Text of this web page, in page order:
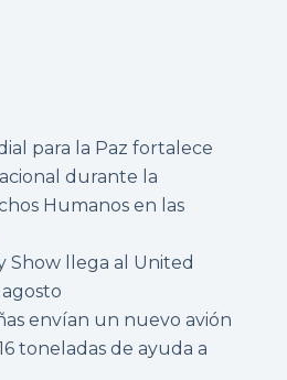
para la Paz fortalece
durante la
Humanos en las
Show llega al United
agosto
envían un nuevo avión
toneladas de ayuda a